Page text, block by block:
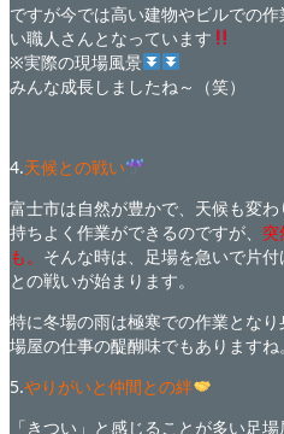
ですが今では高い建物やビルでの
い職人さんとなっています
※実際の現場風景
みんな成長しましたね～（笑）
4.天候との戦い
富士市は自然が豊かで、天候も変
持ちよく作業ができるのですが、 突
も。 そんな時は、足場を急いで片
との戦いが始まります。
特に冬場の雨は極寒での作業とな
場屋の仕事の醍醐味でもありますね。
5.やりがいと仲間との絆
「きつい」と感じることが多い足